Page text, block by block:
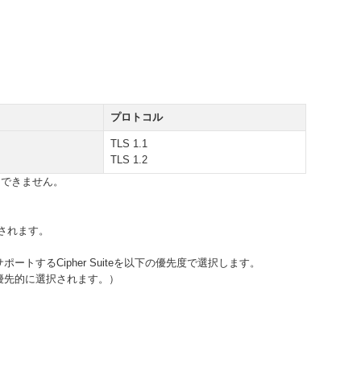
プロトコル
TLS 1.1
TLS 1.2
きません。
ます。
ートするCipher Suiteを以下の優先度で選択します。
的に選択されます。）